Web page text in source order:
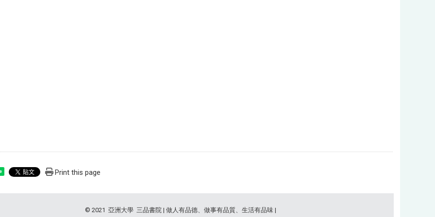
Print this page
© 2021 亞洲大學 三品書院 | 做人有品德、做事有品質、生活有品味 |